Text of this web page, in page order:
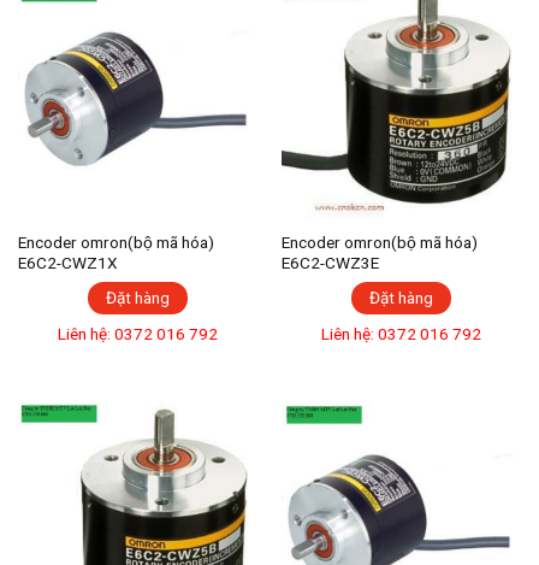
Encoder omron(bộ mã hóa)
E6C2-CWZ1X
Đặt hàng
Liên hệ: 0372 016 792
Encoder omron(bộ mã hóa)
E6C2-CWZ3E
Đặt hàng
Liên hệ: 0372 016 792